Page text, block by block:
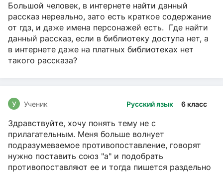
Большой человек, в интернете найти данный
рассказ нереально, зато есть краткое содержание
от гдз, и даже имена персонажей есть. Где найти
данный рассказ, если в библиотеку доступа нет, а
в интернете даже на платных библиотеках нет
такого рассказа?
Русский язык 6 класс
У Ученик
Здравствуйте, хочу понять тему не с
прилагательным. Меня больше волнует
подразумеваемое противопоставление, говорят
нужно поставить союз "а" и подобрать
противопоставляют ее и тогда пишется раздельно